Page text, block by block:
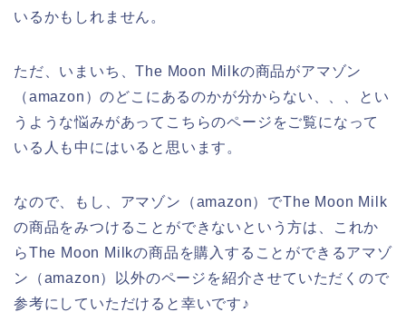
いるかもしれません。
ただ、いまいち、The Moon Milkの商品がアマゾン
（amazon）のどこにあるのかが分からない、、、とい
うような悩みがあってこちらのページをご覧になって
いる人も中にはいると思います。
なので、もし、アマゾン（amazon）でThe Moon Milk
の商品をみつけることができないという方は、これか
らThe Moon Milkの商品を購入することができるアマゾ
ン（amazon）以外のページを紹介させていただくので
参考にしていただけると幸いです♪